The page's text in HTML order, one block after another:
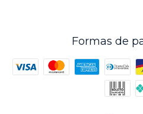
Formas de